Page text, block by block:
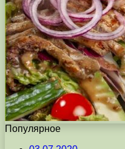
Популярное